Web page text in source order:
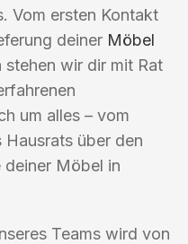
Vom ersten Kontakt
deiner Möbel
stehen wir dir mit Rat
um alles – vom
Hausrats über den
Möbel in
Teams wird von